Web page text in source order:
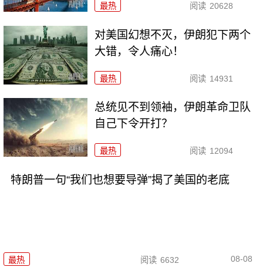
最热 阅读 20628
对美国幻想不灭，伊朗犯下两个
大错，令人痛心！
最热 阅读 14931
总统见不到领袖，伊朗革命卫队
自己下令开打？
最热 阅读 12094
特朗普一句“我们也想要导弹”揭了美国的老底
最热 阅读 6632 08-08